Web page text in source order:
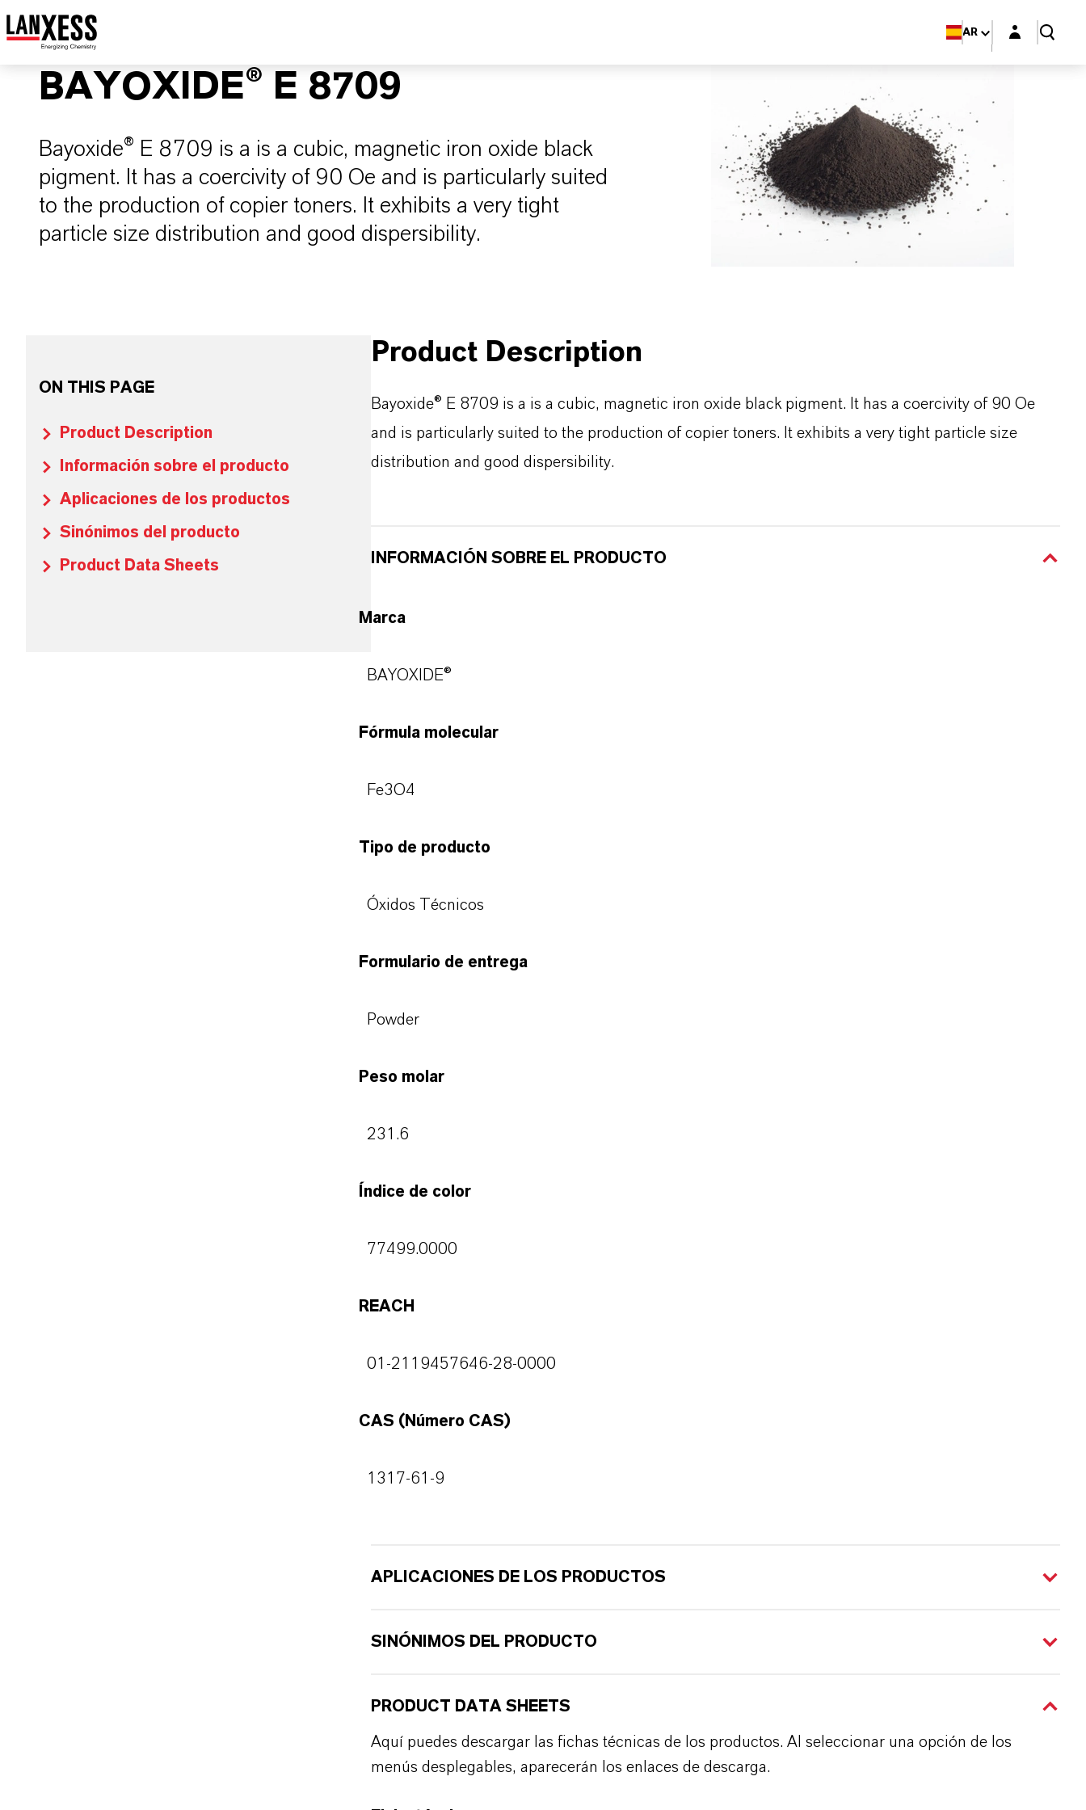
AR Login layer
BAYOXIDE® E 8709
Bayoxide® E 8709 is a is a cubic, magnetic iron oxide black
pigment. It has a coercivity of 90 Oe and is particularly suited
to the production of copier toners. It exhibits a very tight
particle size distribution and good dispersibility.
ON THIS PAGE
Product Description
Información sobre el producto
Aplicaciones de los productos
Sinónimos del producto
Product Data Sheets
Product Description
Bayoxide® E 8709 is a is a cubic, magnetic iron oxide black pigment. It has a coercivity of 90 Oe
and is particularly suited to the production of copier toners. It exhibits a very tight particle size
distribution and good dispersibility.
INFORMACIÓN SOBRE EL PRODUCTO
Marca
BAYOXIDE®
Fórmula molecular
Fe3O4
Tipo de producto
Óxidos Técnicos
Formulario de entrega
Powder
Peso molar
231.6
Índice de color
77499.0000
REACH
01-2119457646-28-0000
CAS (Número CAS)
1317-61-9
APLICACIONES DE LOS PRODUCTOS
SINÓNIMOS DEL PRODUCTO
PRODUCT DATA SHEETS
Aquí puedes descargar las fichas técnicas de los productos. Al seleccionar una opción de los
menús desplegables, aparecerán los enlaces de descarga.